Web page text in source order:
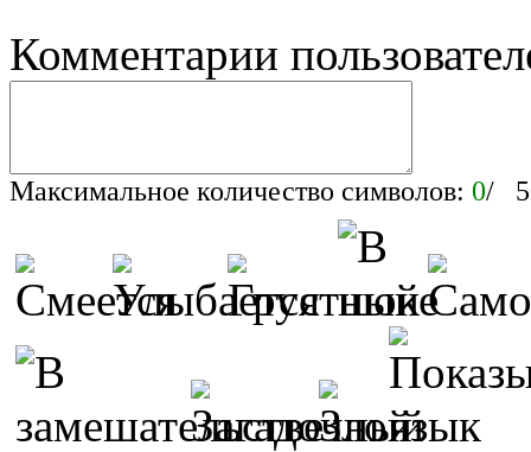
Комментарии
Максимальное количество символов: 0/